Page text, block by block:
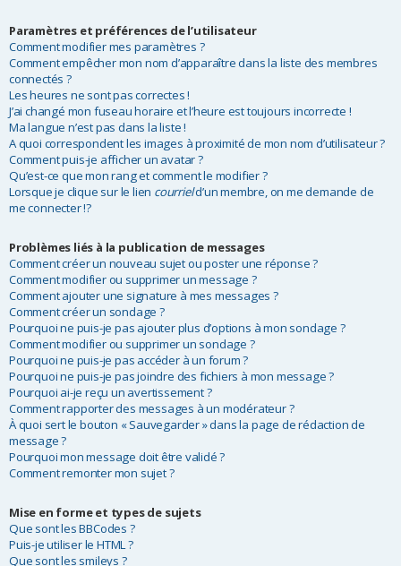
Paramètres et préférences de l’utilisateur
Comment modifier mes paramètres ?
Comment empêcher mon nom d’apparaître dans la liste des membres
connectés ?
Les heures ne sont pas correctes !
J’ai changé mon fuseau horaire et l’heure est toujours incorrecte !
Ma langue n’est pas dans la liste !
A quoi correspondent les images à proximité de mon nom d’utilisateur ?
Comment puis-je afficher un avatar ?
Qu’est-ce que mon rang et comment le modifier ?
Lorsque je clique sur le lien courrield’un membre, on me demande de
me connecter !?
Problèmes liés à la publication de messages
Comment créer un nouveau sujet ou poster une réponse ?
Comment modifier ou supprimer un message ?
Comment ajouter une signature à mes messages ?
Comment créer un sondage ?
Pourquoi ne puis-je pas ajouter plus d’options à mon sondage ?
Comment modifier ou supprimer un sondage ?
Pourquoi ne puis-je pas accéder à un forum ?
Pourquoi ne puis-je pas joindre des fichiers à mon message ?
Pourquoi ai-je reçu un avertissement ?
Comment rapporter des messages à un modérateur ?
À quoi sert le bouton « Sauvegarder » dans la page de rédaction de
message ?
Pourquoi mon message doit être validé ?
Comment remonter mon sujet ?
Mise en forme et types de sujets
Que sont les BBCodes ?
Puis-je utiliser le HTML ?
Que sont les smileys ?